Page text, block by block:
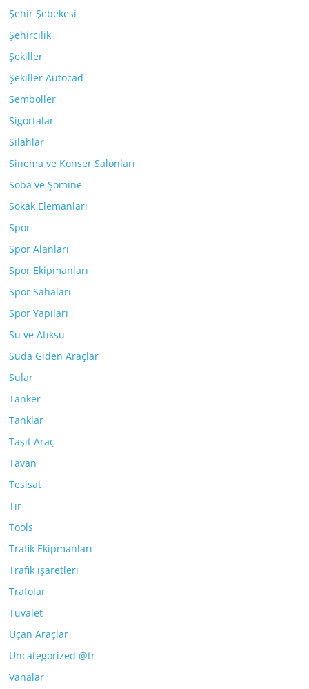
Şehir Şebekesi
Şehircilik
Şekiller
Şekiller Autocad
Semboller
Sigortalar
Silahlar
Sinema ve Konser Salonları
Soba ve Şömine
Sokak Elemanları
Spor
Spor Alanları
Spor Ekipmanları
Spor Sahaları
Spor Yapıları
Su ve Atıksu
Suda Giden Araçlar
Sular
Tanker
Tanklar
Taşıt Araç
Tavan
Tesisat
Tır
Tools
Trafik Ekipmanları
Trafik işaretleri
Trafolar
Tuvalet
Uçan Araçlar
Uncategorized @tr
Vanalar